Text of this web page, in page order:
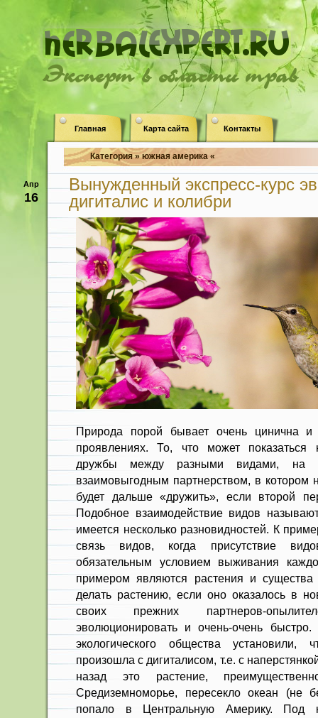
Эксперт в области трав
Главная Карта сайта Контакты
Категория » южная америка «
Апр
16
Вынужденный экспресс-курс
дигиталис и колибри
Природа порой бывает очень цинична
проявлениях. То, что может показаться
дружбы между разными видами, на
взаимовыгодным партнерством, в котором
будет дальше «дружить», если второй
Подобное взаимодействие видов
имеется несколько разновидностей. К
связь видов, когда присутствие
обязательным условием выживания
примером являются растения и
делать растению, если оно оказалось в
своих прежних партнеров-
эволюционировать и очень-очень
экологического общества установили,
произошла с дигиталисом, т.е. с
назад это растение,
Средиземноморье, пересекло океан (не
попало в Центральную Америку. Под